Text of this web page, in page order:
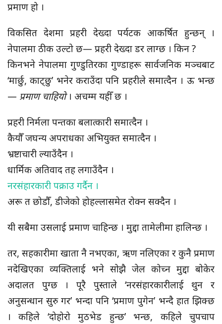
प्रमाण हो ।
विकसित देशमा प्रहरी देख्दा पर्यटक आकर्षित हुन्छन् ।
नेपालमा ठीक उल्टो छ— प्रहरी देख्दा डर लाग्छ । किन ?
किनभने नेपालमा गुण्डुतिरका गुण्डाहरू सार्वजनिक मञ्चबाट
‘मार्छु, काट्छु’ भनेर कराउँदा पनि प्रहरीले समात्दैन । ऊ भन्छ
— प्रमाण चाहियो। अचम्म यहीँ छ ।
प्रहरी निर्मला पन्तका बलात्कारी समात्दैन ।
कैयौँ जघन्य अपराधका अभियुक्त समात्दैन ।
भ्रष्टाचारी ल्याउँदैन ।
धार्मिक अतिवाद तह लगाउँदैन ।
नरसंहारकारी पक्राउ गर्दैन ।
अरू त छोडौँ, डीजेको होहल्लासमेत रोक्न सक्दैन ।
यी सबैमा उसलाई प्रमाण चाहिन्छ । मुद्दा तामेलीमा हालिन्छ ।
तर, सहकारीमा खाता नै नभएका, ऋण नलिएका र कुनै प्रमाण
नदेखिएका व्यक्तिलाई भने सोझै जेल कोच्न मुद्दा बोकेर
अदालत पुग्छ । पूरै पुस्ताले ‘नरसंहारकारीलाई थुन र
अनुसन्धान सुरु गर’ भन्दा पनि ‘प्रमाण पुगेन’ भन्दै हात झिक्छ
। कहिले ‘दोहोरो मुठभेड हुन्छ’ भन्छ, कहिले चुपचाप